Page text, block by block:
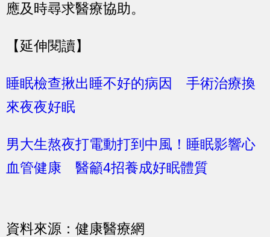
應及時尋求醫療協助。
【延伸閱讀】
睡眠檢查揪出睡不好的病因 手術治療換
來夜夜好眠
男大生熬夜打電動打到中風！睡眠影響心
血管健康 醫籲4招養成好眠體質
資料來源：健康醫療網